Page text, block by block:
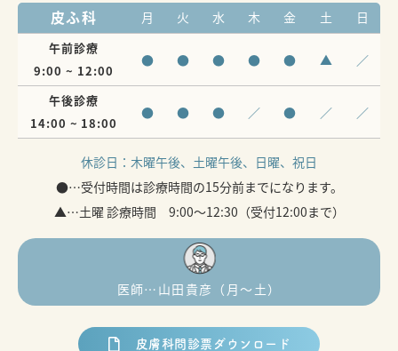
皮ふ科 月 火 水 木 金 土 日
午前診療
9:00 ~ 12:00
● ● ● ● ● ▲ ／
午後診療
14:00 ~ 18:00
● ● ● ／ ● ／ ／
休診日： 木曜午後、土曜午後、日曜、祝日
●…受付時間は診療時間の15分前までになります。
▲…土曜 診療時間 9:00～12:30（受付12:00まで）
医師…山田貴彦（月〜土）
皮膚科問診票ダウンロード